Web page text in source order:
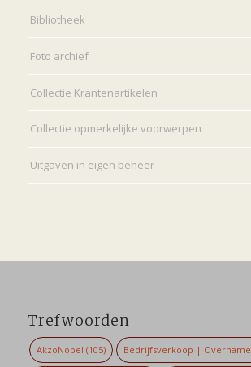
Bibliotheek
Foto archief
Collectie Krantenartikelen
Collectie opmerkelijke voorwerpen
Uitgaven in eigen beheer
Trefwoorden
AkzoNobel (105) Bedrijfsverkoop | Overname